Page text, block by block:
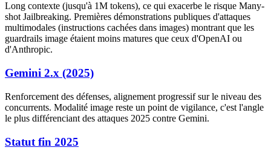
Long contexte (jusqu'à 1M tokens), ce qui exacerbe le risque Many-
shot Jailbreaking. Premières démonstrations publiques d'attaques
multimodales (instructions cachées dans images) montrant que les
guardrails image étaient moins matures que ceux d'OpenAI ou
d'Anthropic.
Gemini 2.x (2025)
Renforcement des défenses, alignement progressif sur le niveau des
concurrents. Modalité image reste un point de vigilance, c'est l'angle
le plus différenciant des attaques 2025 contre Gemini.
Statut fin 2025